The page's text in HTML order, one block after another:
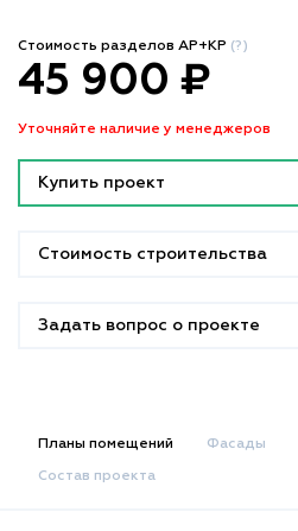
Стоимость разделов АР+КР (?)
45 900 ₽
Уточняйте наличие у менеджеров
Купить проект
Стоимость строительства
Задать вопрос о проекте
Планы помещений Фасады
Состав проекта